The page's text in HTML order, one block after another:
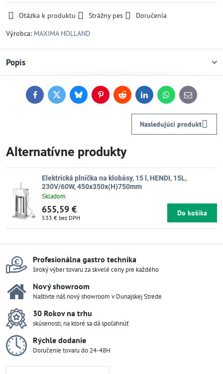
Otázka k produktu Strážny pes
Doručenia
Výrobca: MAXIMA HOLLAND
Popis
FacebookTwitterBlueskyPinterestReddit LinkedInWhatsApp
E-
mail
Nasledujúci produkt
Alternatívne produkty
Elektrická plnička na klobásy, 15 l, HENDI, 15L,
230V/60W, 450x350x(H)750mm
Skladom
655,59 €
533 € bez DPH
Do košíka
Profesionálna gastro technika
široký výber tovaru za skvelé ceny pre každého
Nový showroom
Naštívte náš nový showroom v Dunajskej Strede
30 Rokov na trhu
skúsenosti, na ktoré sa dá spoľahnúť
Rýchle dodanie
Doručenie tovaru do 24-48H